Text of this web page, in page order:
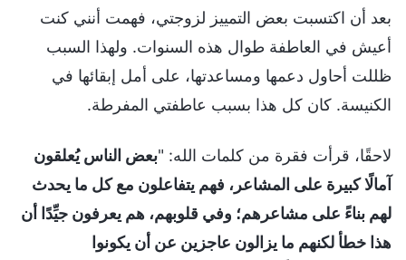
بعد أن اكتسبت بعض التمييز لزوجتي، فهمت أنني كنت
أعيش في العاطفة طوال هذه السنوات. ولهذا السبب
ظللت أحاول دعمها ومساعدتها، على أمل إبقائها في
الكنيسة. كان كل هذا بسبب عاطفتي المفرطة.
لاحقًا، قرأت فقرة من كلمات الله: "بعض الناس يُعلقون
آمالًا كبيرة على المشاعر، فهم يتفاعلون مع كل ما يحدث
لهم بناءً على مشاعرهم؛ وفي قلوبهم، هم يعرفون جيِّدًا أن
هذا خطأ لكنهم ما يزالون عاجزين عن أن يكونوا